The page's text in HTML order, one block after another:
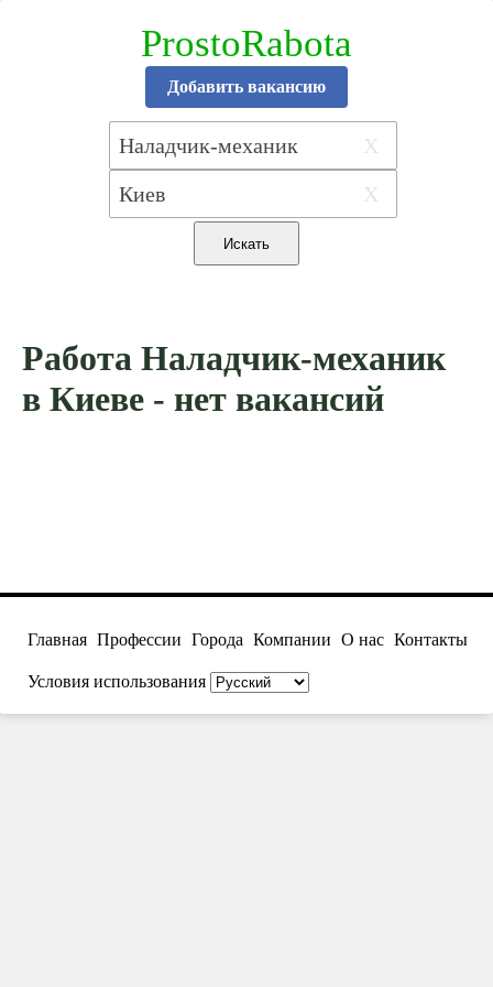
ProstoRabota
Добавить вакансию
X
X
Работа Наладчик-механик
в Киеве - нет вакансий
Главная Профессии Города Компании О нас Контакты
Условия использования